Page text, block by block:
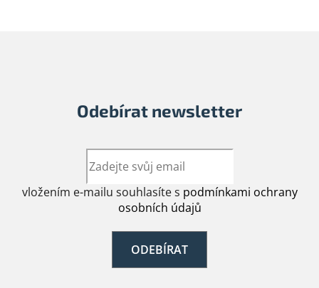
Odebírat newsletter
vložením e-mailu souhlasíte s podmínkami ochrany
osobních údajů
ODEBÍRAT